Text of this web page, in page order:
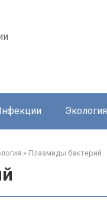
Экология
» Плазмиды бактерий